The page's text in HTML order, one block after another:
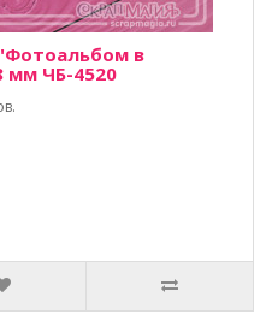
в
мм ЧБ-4520